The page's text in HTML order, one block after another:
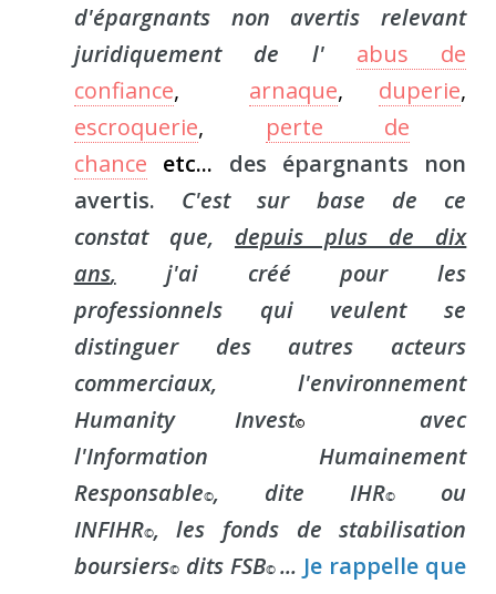
d'épargnants non avertis relevant
juridiquement de l'
abus de
confiance, arnaque, duperie,
escroquerie,
perte de
chance etc... des épargnants non
avertis. C'est sur base de ce
constat que, depuis plus de dix
ans, j'ai créé pour les
professionnels qui veulent se
distinguer des autres acteurs
commerciaux, l'environnement
Humanity Invest© avec
l'Information Humainement
Responsable©, dite IHR©
ou
INFIHR©, les fonds de stabilisation
boursiers©dits FSB©... Je rappelle que